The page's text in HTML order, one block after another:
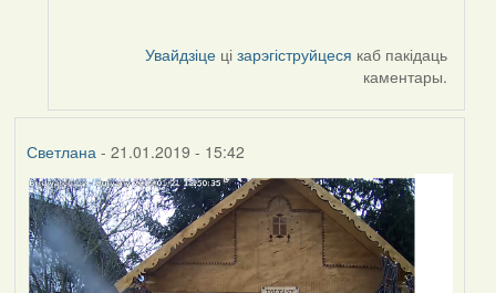
Увайдзіце цізарэгіструйцеся каб пакідаць
каментары.
Светлана- 21.01.2019 - 15:42